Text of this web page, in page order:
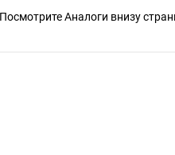
Посмотрите Аналоги внизу